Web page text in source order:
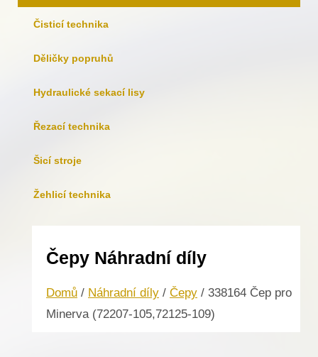
Čisticí technika
Děličky popruhů
Hydraulické sekací lisy
Řezací technika
Šicí stroje
Žehlicí technika
Čepy Náhradní díly
Domů / Náhradní díly / Čepy / 338164 Čep pro
Minerva (72207-105,72125-109)